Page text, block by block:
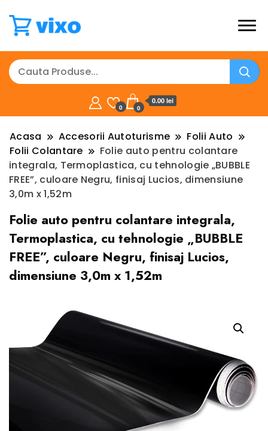
0 0
0.00 lei
Acasa Accesorii Autoturisme
Folii Auto
Folii Colantare
Folie auto pentru colantare
integrala, Termoplastica, cu tehnologie „BUBBLE
FREE”, culoare Negru, finisaj Lucios, dimensiune
3,0m x 1,52m
Folie auto pentru colantare integrala,
Termoplastica, cu tehnologie „BUBBLE
FREE”, culoare Negru, finisaj Lucios,
dimensiune 3,0m x 1,52m